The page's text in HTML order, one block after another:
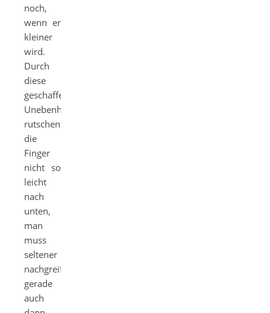
noch,
wenn er
kleiner
wird.
Durch
diese
geschaffene
Unebenheiten
rutschen
die
Finger
nicht so
leicht
nach
unten,
man
muss
seltener
nachgreifen,
gerade
auch